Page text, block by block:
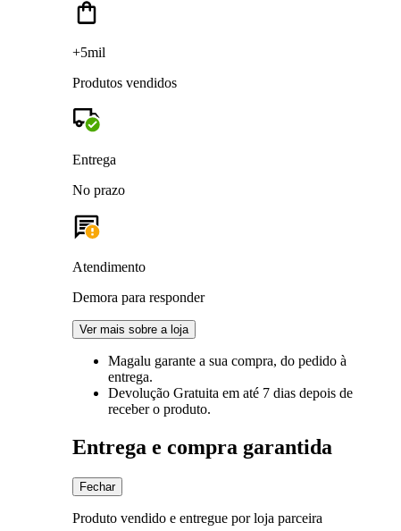
+5mil
Produtos vendidos
Entrega
No prazo
Atendimento
Demora para responder
Ver mais sobre a loja
Magalu garante a sua compra, do pedido à
entrega.
Devolução Gratuita em até 7 dias depois de
receber o produto.
Entrega e compra garantida
Fechar
Produto vendido e entregue por loja parceira